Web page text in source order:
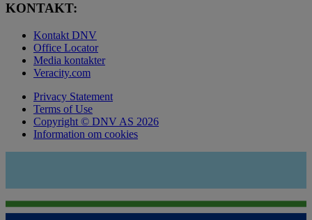
KONTAKT:
Kontakt DNV
Office Locator
Media kontakter
Veracity.com
Privacy Statement
Terms of Use
Copyright © DNV AS 2026
Information om cookies